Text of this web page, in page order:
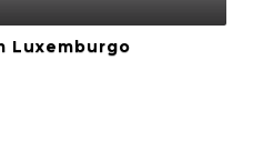
Luxemburgo